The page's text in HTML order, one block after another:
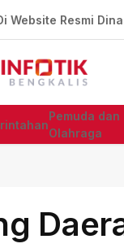
Website Resmi
Pemuda dan
Olahraga